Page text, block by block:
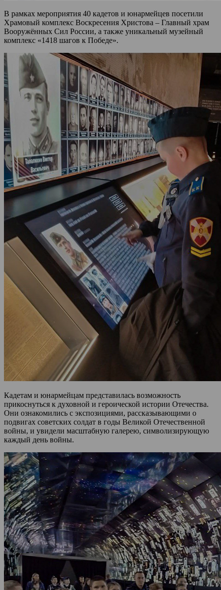
В рамках мероприятия 40 кадетов и юнармейцев посетили
Храмовый комплекс Воскресения Христова – Главный храм
Вооружённых Сил России, а также уникальный музейный
комплекс «1418 шагов к Победе».
Кадетам и юнармейцам представилась возможность
прикоснуться к духовной и героической истории Отечества.
Они ознакомились с экспозициями, рассказывающими о
подвигах советских солдат в годы Великой Отечественной
войны, и увидели масштабную галерею, символизирующую
каждый день войны.